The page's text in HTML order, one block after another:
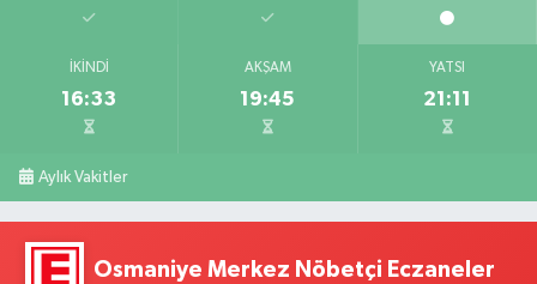
İKINDI
16:33
AKŞAM
19:45
YATSI
21:11
Aylık Vakitler
Osmaniye Merkez Nöbetçi Eczaneler